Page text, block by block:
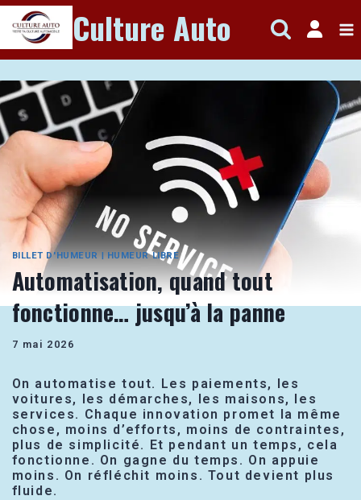
Aller
au
contenu
Culture Auto
BILLET D'HUMEUR | HUMEUR LIBRE
Automatisation, quand tout
fonctionne… jusqu’à la panne
7 mai 2026
On automatise tout. Les paiements, les
voitures, les démarches, les maisons, les
services. Chaque innovation promet la même
chose, moins d’efforts, moins de contraintes,
plus de simplicité. Et pendant un temps, cela
fonctionne. On gagne du temps. On appuie
moins. On réfléchit moins. Tout devient plus
fluide.